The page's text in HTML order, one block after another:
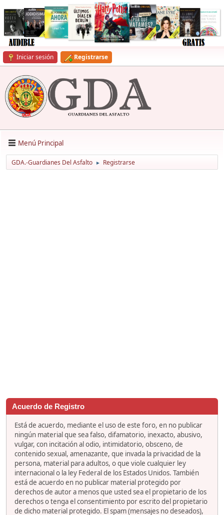
Iniciar sesión Registrarse
Menú Principal
GDA.-Guardianes Del Asfalto ► Registrarse
Acuerdo de Registro
Está de acuerdo, mediante el uso de este foro, en no publicar
ningún material que sea falso, difamatorio, inexacto, abusivo,
vulgar, con incitación al odio, intimidatorio, obsceno, de
contenido sexual, amenazante, que invada la privacidad de la
persona, material para adultos, o que viole cualquier ley
internacional o la ley Federal de los Estados Unidos. También
está de acuerdo en no publicar material protegido por
derechos de autor a menos que usted sea el propietario de los
derechos o tenga el consentimiento por escrito del propietario
de dicho material protegido. El spam (mensajes no deseados),